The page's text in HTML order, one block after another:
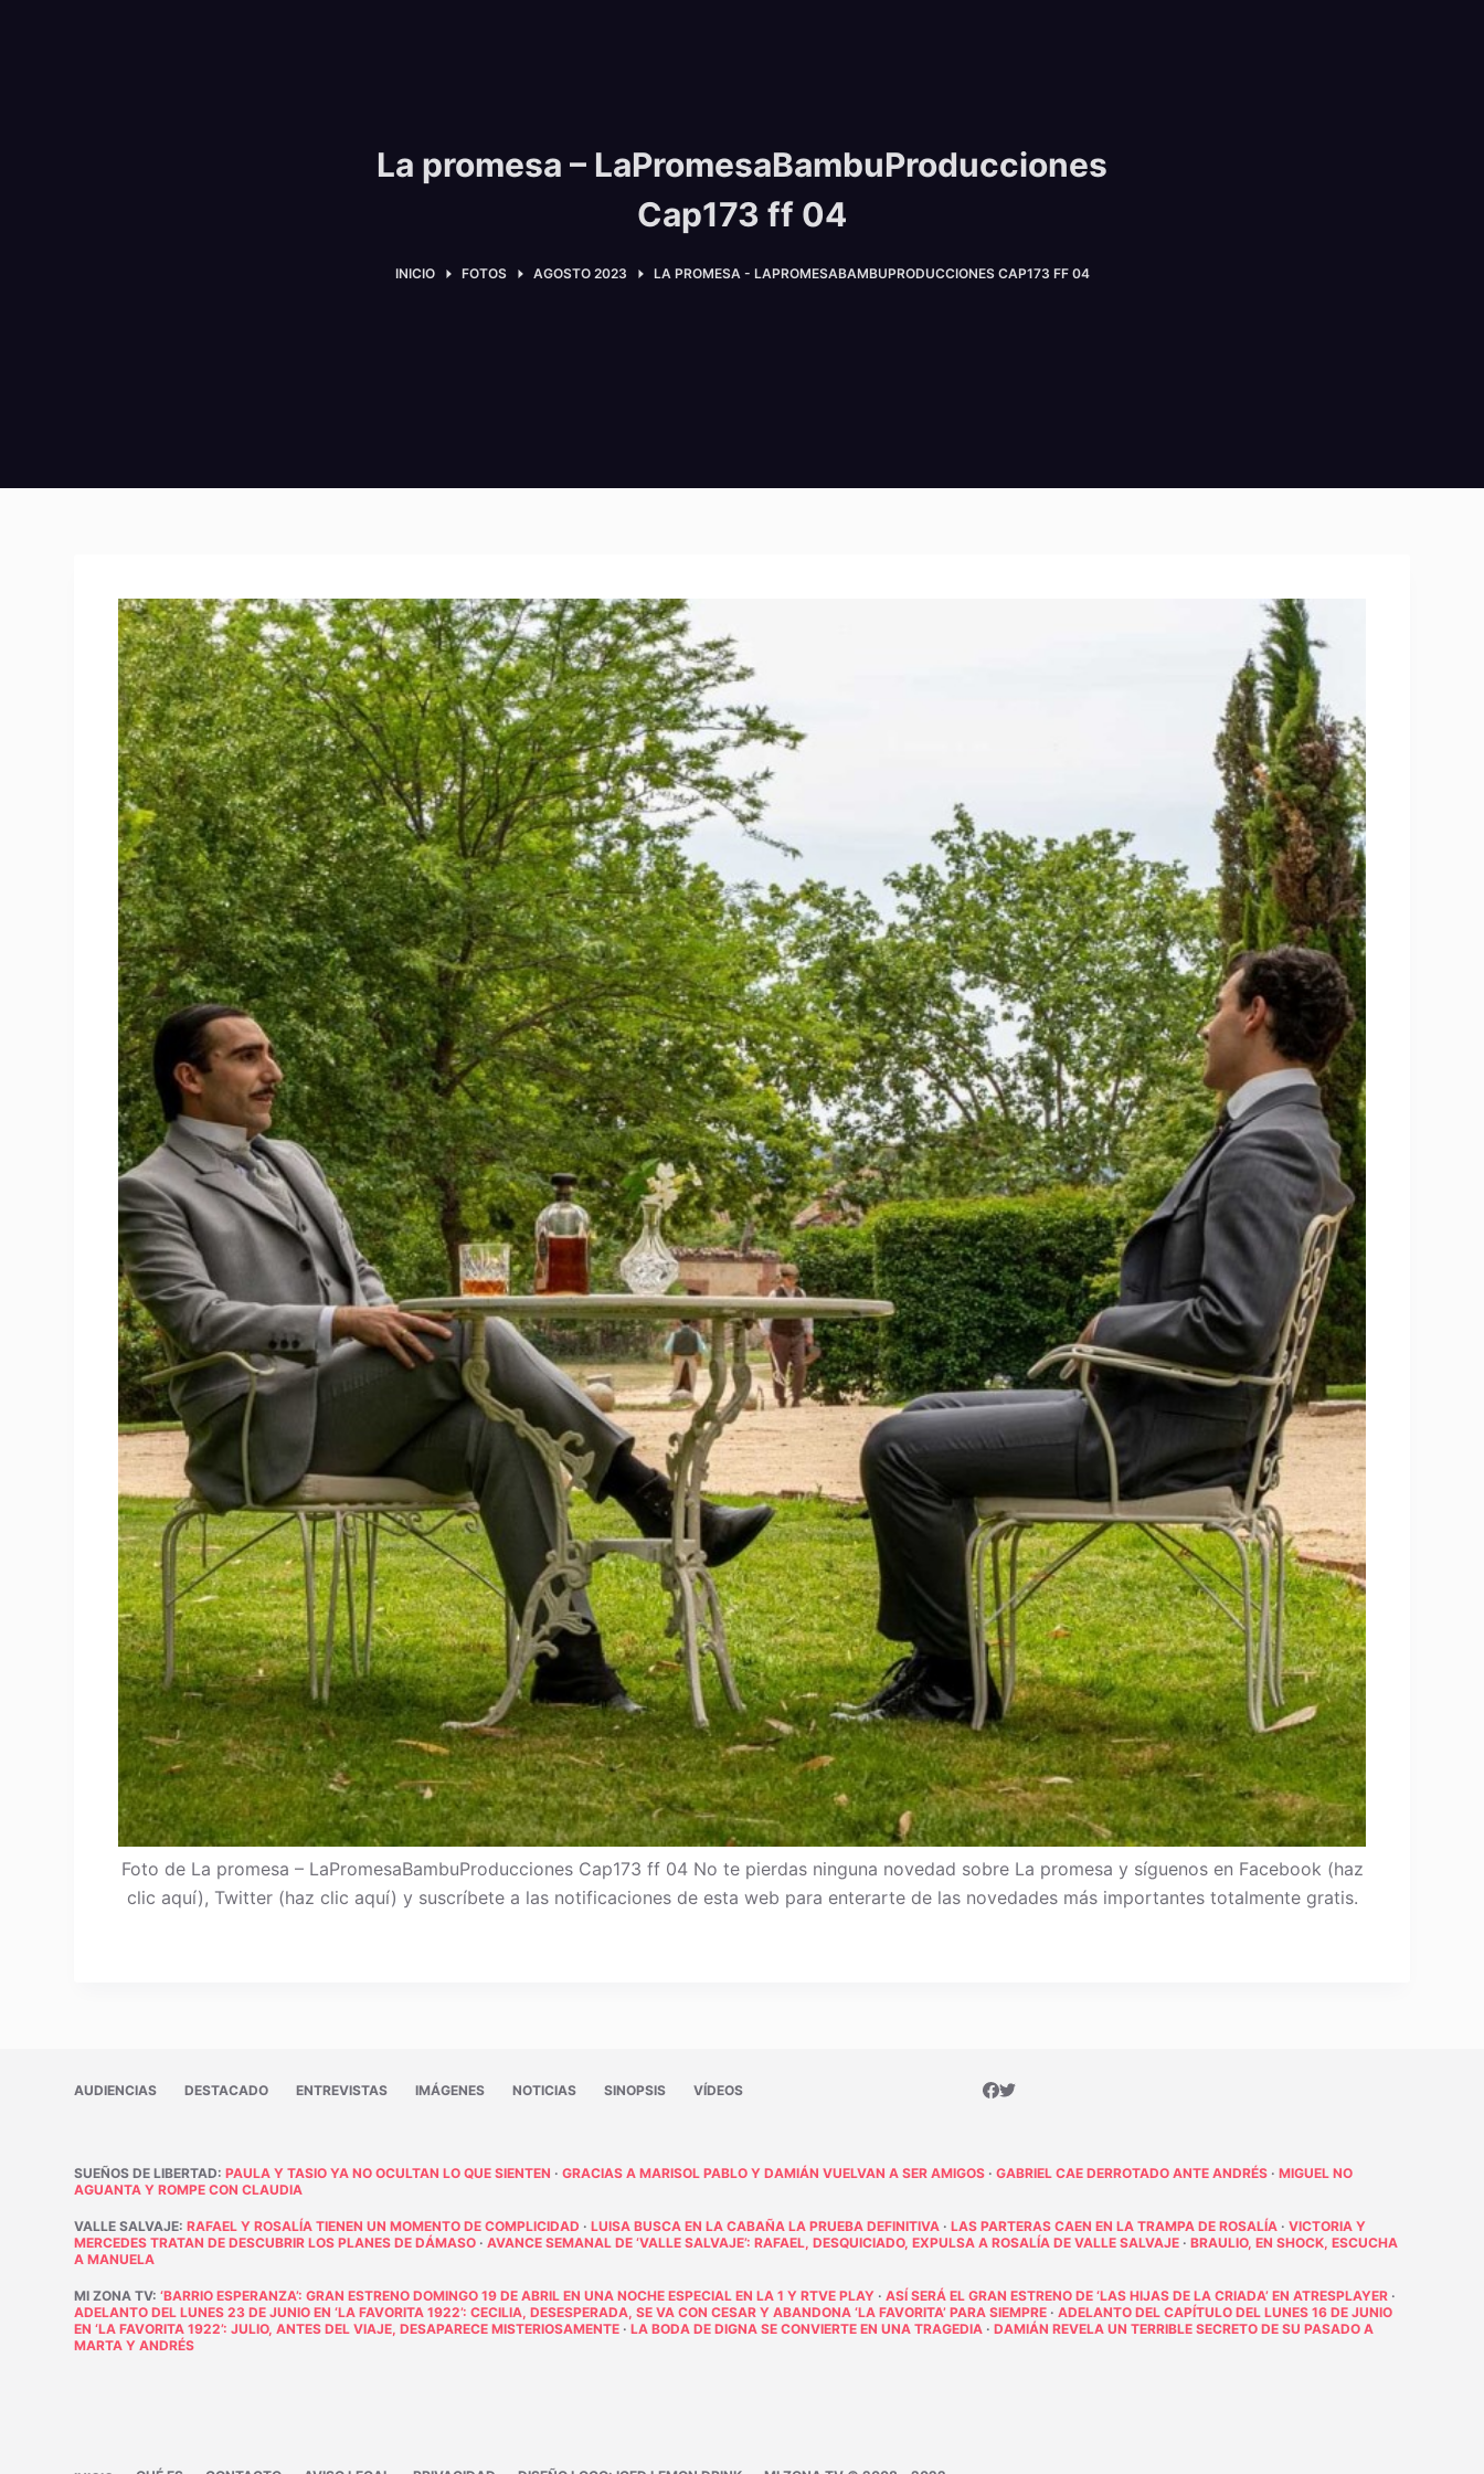
La promesa – LaPromesaBambuProducciones
Cap173 ff 04
INICIO FOTOS AGOSTO 2023 LA PROMESA - LAPROMESABAMBUPRODUCCIONES CAP173 FF 04
Foto de La promesa – LaPromesaBambuProducciones Cap173 ff 04 No te pierdas ninguna novedad sobre La promesa y síguenos en Facebook (haz
clic aquí), Twitter (haz clic aquí) y suscríbete a las notificaciones de esta web para enterarte de las novedades más importantes totalmente gratis.
AUDIENCIAS DESTACADO ENTREVISTAS IMÁGENES NOTICIAS SINOPSIS VÍDEOS
SUEÑOS DE LIBERTAD:PAULA Y TASIO YA NO OCULTAN LO QUE SIENTEN ·GRACIAS A MARISOL PABLO Y DAMIÁN VUELVAN A SER AMIGOS ·GABRIEL CAE DERROTADO ANTE ANDRÉS ·MIGUEL NO
AGUANTA Y ROMPE CON CLAUDIA
VALLE SALVAJE:RAFAEL Y ROSALÍA TIENEN UN MOMENTO DE COMPLICIDAD ·LUISA BUSCA EN LA CABAÑA LA PRUEBA DEFINITIVA ·LAS PARTERAS CAEN EN LA TRAMPA DE ROSALÍA ·VICTORIA Y
MERCEDES TRATAN DE DESCUBRIR LOS PLANES DE DÁMASO ·AVANCE SEMANAL DE ‘VALLE SALVAJE’: RAFAEL, DESQUICIADO, EXPULSA A ROSALÍA DE VALLE SALVAJE ·BRAULIO, EN SHOCK, ESCUCHA
A MANUELA
MI ZONA TV:‘BARRIO ESPERANZA’: GRAN ESTRENO DOMINGO 19 DE ABRIL EN UNA NOCHE ESPECIAL EN LA 1 Y RTVE PLAY ·ASÍ SERÁ EL GRAN ESTRENO DE ‘LAS HIJAS DE LA CRIADA’ EN ATRESPLAYER ·
ADELANTO DEL LUNES 23 DE JUNIO EN ‘LA FAVORITA 1922’: CECILIA, DESESPERADA, SE VA CON CESAR Y ABANDONA ‘LA FAVORITA’ PARA SIEMPRE ·ADELANTO DEL CAPÍTULO DEL LUNES 16 DE JUNIO
EN ‘LA FAVORITA 1922’: JULIO, ANTES DEL VIAJE, DESAPARECE MISTERIOSAMENTE ·LA BODA DE DIGNA SE CONVIERTE EN UNA TRAGEDIA ·DAMIÁN REVELA UN TERRIBLE SECRETO DE SU PASADO A
MARTA Y ANDRÉS